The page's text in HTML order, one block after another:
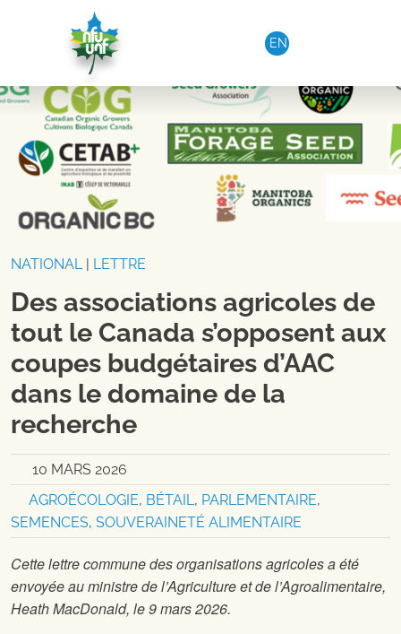
Aller au contenu
EN
NATIONAL| LETTRE
Des associations agricoles de
tout le Canada s’opposent aux
coupes budgétaires d’AAC
dans le domaine de la
recherche
10 MARS 2026
AGROÉCOLOGIE, BÉTAIL, PARLEMENTAIRE,
SEMENCES, SOUVERAINETÉ ALIMENTAIRE
Cette lettre commune des organisations agricoles a été
envoyée au ministre de l’Agriculture et de l’Agroalimentaire,
Heath MacDonald, le 9 mars 2026.